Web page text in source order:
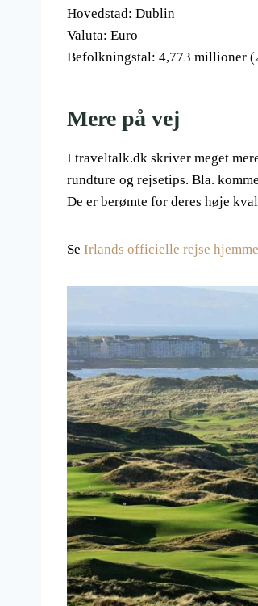
Hovedstad: Dublin
Valuta: Euro
Befolkningstal: 4,773 millioner
Mere på vej
I traveltalk.dk skriver meget
rundture og rejsetips. Bla.
De er berømte for deres høje
Se Irlands officielle rejse